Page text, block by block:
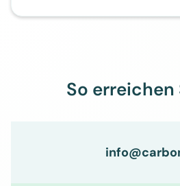
So erreichen